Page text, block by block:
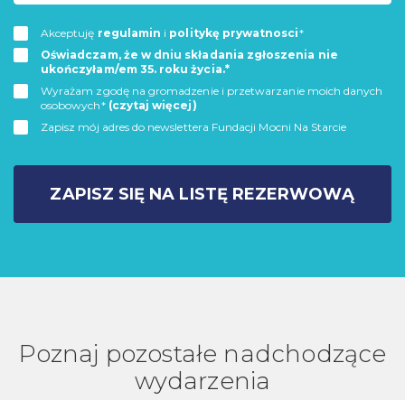
Akceptuję regulamin i politykę prywatnosci*
Oświadczam, że w dniu składania zgłoszenia nie
ukończyłam/em 35. roku życia.*
Wyrażam zgodę na gromadzenie i przetwarzanie moich danych
osobowych* (czytaj więcej)
Zapisz mój adres do newslettera Fundacji Mocni Na Starcie
ZAPISZ SIĘ NA LISTĘ REZERWOWĄ
Poznaj pozostałe nadchodzące
wydarzenia